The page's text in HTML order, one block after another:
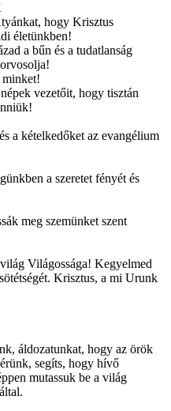
hogy Krisztus
életünkben!
a bűn és a tudatlanság
minket!
vezetőit, hogy tisztán
a kételkedőket az evangélium
a szeretet fényét és
meg szemünket szent
Világossága! Kegyelmed
Krisztus, a mi Urunk
áldozatunkat, hogy az örök
segíts, hogy hívő
mutassuk be a világ